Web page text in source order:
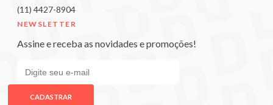
(11) 4427-8904
NEWSLETTER
Assine e receba as novidades e promoções!
CADASTRAR